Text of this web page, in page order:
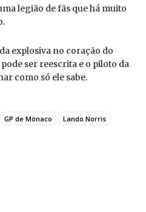
legião de fãs que há muito
explosiva no coração do
ser reescrita e o piloto da
como só ele sabe.
GP de Mónaco Lando Norris